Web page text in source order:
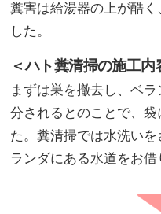
糞害は給湯器の上が酷
した。
＜ハト糞清掃の施工内
まずは巣を撤去し、ベ
分されるとのことで、
た。糞清掃では水洗い
ランダにある水道をお借